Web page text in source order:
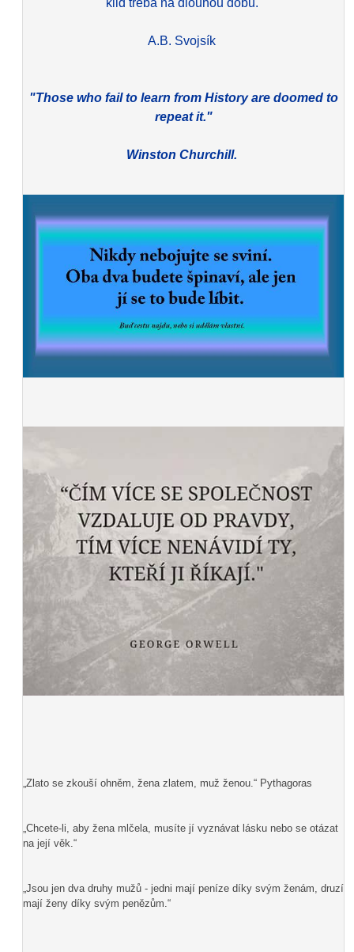
A.B. Svojsík
"Those who fail to learn from History are doomed to
repeat it."
Winston Churchill.
„Zlato se zkouší ohněm, žena zlatem, muž ženou.“ Pythagoras
„Chcete-li, aby žena mlčela, musíte jí vyznávat lásku nebo se otázat
na její věk.“
„Jsou jen dva druhy mužů - jedni mají peníze díky svým ženám, druzí
mají ženy díky svým penězům.“